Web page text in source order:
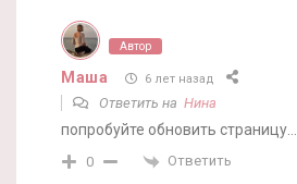
Автор
Маша 6 лет назад
Ответить на Нина
попробуйте обновить страницу…
0 Ответить